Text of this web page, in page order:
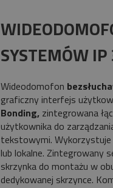
SYSTEMÓW
Wideodomofon
graficzny interfejs
Bonding, zintegrowana
użytkownika do
tekstowymi. Wykorzystuje
lub lokalne. Zintegrowany
skrzynka do montażu w
dedykowanej skrzynce.